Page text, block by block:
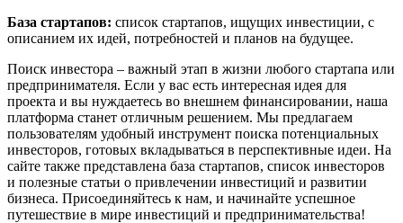
База стартапов: список стартапов, ищущих инвестиции, с
описанием их идей, потребностей и планов на будущее.
Поиск инвестора – важный этап в жизни любого стартапа или
предпринимателя. Если у вас есть интересная идея для
проекта и вы нуждаетесь во внешнем финансировании, наша
платформа станет отличным решением. Мы предлагаем
пользователям удобный инструмент поиска потенциальных
инвесторов, готовых вкладываться в перспективные идеи. На
сайте также представлена база стартапов, список инвесторов
и полезные статьи о привлечении инвестиций и развитии
бизнеса. Присоединяйтесь к нам, и начинайте успешное
путешествие в мире инвестиций и предпринимательства!